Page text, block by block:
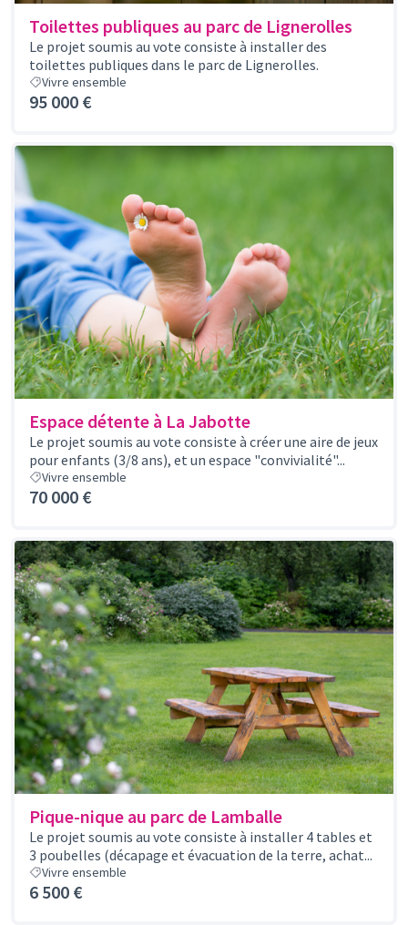
Toilettes publiques au parc de Lignerolles
Le projet soumis au vote consiste à installer des
toilettes publiques dans le parc de Lignerolles.
Vivre ensemble
95 000 €
Espace détente à La Jabotte
Le projet soumis au vote consiste à créer une aire de jeux
pour enfants (3/8 ans), et un espace "convivialité"...
Vivre ensemble
70 000 €
Pique-nique au parc de Lamballe
Le projet soumis au vote consiste à installer 4 tables et
3 poubelles (décapage et évacuation de la terre, achat...
Vivre ensemble
6 500 €